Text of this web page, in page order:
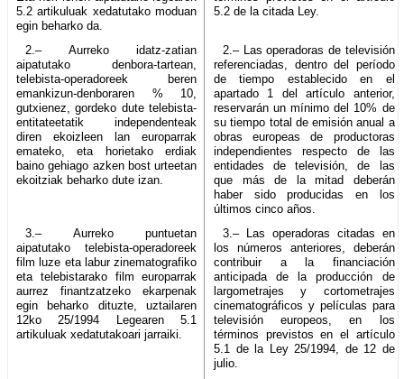
5.2 artikuluak xedatutako moduan
egin beharko da.
5.2 de la citada Ley.
2.– Aurreko idatz-zatian
aipatutako denbora-tartean,
telebista-operadoreek beren
emankizun-denboraren % 10,
gutxienez, gordeko dute telebista-
entitateetatik independenteak
diren ekoizleen lan europarrak
emateko, eta horietako erdiak
baino gehiago azken bost urteetan
ekoitziak beharko dute izan.
2.– Las operadoras de televisión
referenciadas, dentro del período
de tiempo establecido en el
apartado 1 del artículo anterior,
reservarán un mínimo del 10% de
su tiempo total de emisión anual a
obras europeas de productoras
independientes respecto de las
entidades de televisión, de las
que más de la mitad deberán
haber sido producidas en los
últimos cinco años.
3.– Aurreko puntuetan
aipatutako telebista-operadoreek
film luze eta labur zinematografiko
eta telebistarako film europarrak
aurrez finantzatzeko ekarpenak
egin beharko dituzte, uztailaren
12ko 25/1994 Legearen 5.1
artikuluak xedatutakoari jarraiki.
3.– Las operadoras citadas en
los números anteriores, deberán
contribuir a la financiación
anticipada de la producción de
largometrajes y cortometrajes
cinematográficos y películas para
televisión europeos, en los
términos previstos en el artículo
5.1 de la Ley 25/1994, de 12 de
julio.